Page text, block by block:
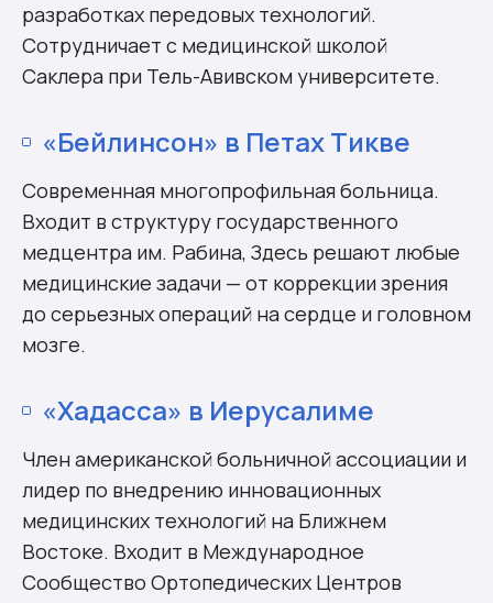
разработках передовых технологий.
Сотрудничает с медицинской школой
Саклера при Тель-Авивском университете.
«Бейлинсон» в Петах Тикве
Современная многопрофильная больница.
Входит в структуру государственного
медцентра им. Рабина, Здесь решают любые
медицинские задачи — от коррекции зрения
до серьезных операций на сердце и головном
мозге.
«Хадасса» в Иерусалиме
Член американской больничной ассоциации и
лидер по внедрению инновационных
медицинских технологий на Ближнем
Востоке. Входит в Международное
Сообщество Ортопедических Центров